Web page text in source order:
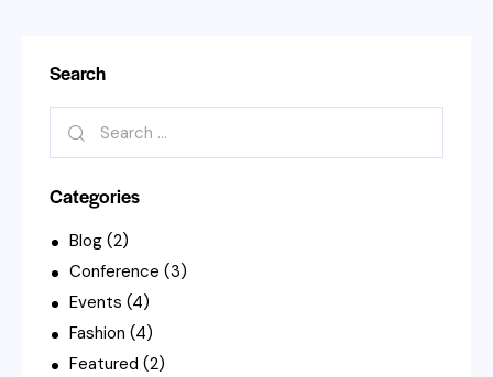
Search
Categories
Blog (2)
Conference (3)
Events (4)
Fashion (4)
Featured (2)